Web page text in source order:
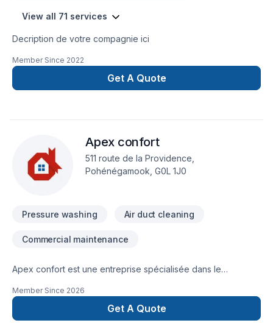
View all 71 services
Decription de votre compagnie ici
Member Since 2022
Get A Quote
Apex confort
511 route de la Providence,
Pohénégamook, G0L 1J0
Pressure washing Air duct cleaning
Commercial maintenance
Apex confort est une entreprise spécialisée dans le
Member Since 2026
Get A Quote